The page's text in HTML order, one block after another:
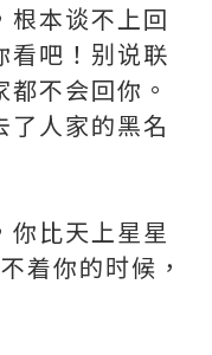
根本谈不上回
看吧！别说联
不会回你。
了人家的黑名
你比天上星星
着你的时候，